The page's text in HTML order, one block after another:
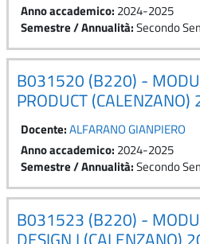
Anno accademico: 2024-2025
Semestre / Annualità:Secondo
B031520 (B220) -
PRODUCT
Docente:ALFARANO GIANPIERO
Anno accademico: 2024-2025
Semestre / Annualità:Secondo
B031523 (B220) -